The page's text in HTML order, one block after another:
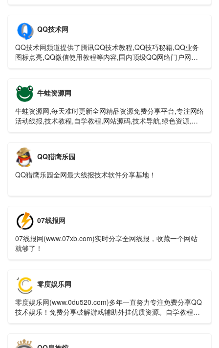
QQ技术网
QQ技术网频道提供了腾讯QQ技术教程,QQ技巧秘籍,QQ业务
图标点亮,QQ微信使用教程等内容,国内顶级QQ网络门户网
牛蛙资源网
牛蛙资源网,每天准时更新全网精品资源免费分享平台,专注网络
活动线报,技术教程,自学教程,网站源码,技术导航,绿色资源,包
QQ猎鹰乐园
QQ猎鹰乐园全网最大线报技术软件分享基地！
07线报网
07线报网(www.07xb.com)实时分享全网线报，收藏一个网站
就够了！
零度娱乐网
零度娱乐网(www.0du520.com)多年一直努力专注免费分享QQ
技术娱乐！免费分享破解游戏辅助外挂优质资源。自学教程网
竟在零度娱乐网。